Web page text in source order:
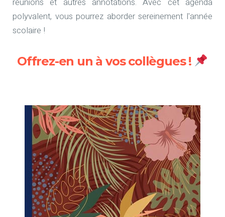
polyvalent, vous pourrez aborder sereinement l'année
scolaire !
Offrez-en un à vos collègues !